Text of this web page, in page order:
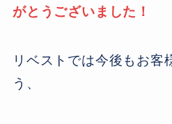
がとうございました！
リベストでは今後もお客
う、